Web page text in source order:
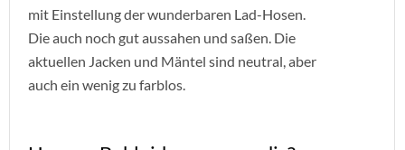
mit Einstellung der wunderbaren Lad-Hosen.
Die auch noch gut aussahen und saßen. Die
aktuellen Jacken und Mäntel sind neutral, aber
auch ein wenig zu farblos.